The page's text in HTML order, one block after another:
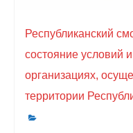
Республиканский
состояние условий
организациях,
территории